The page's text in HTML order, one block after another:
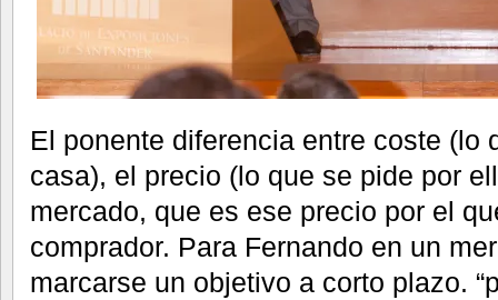
El ponente diferencia entre coste (lo
casa), el precio (lo que se pide por
mercado, que es ese precio por el
comprador. Para Fernando en un
marcarse un objetivo a corto plazo.